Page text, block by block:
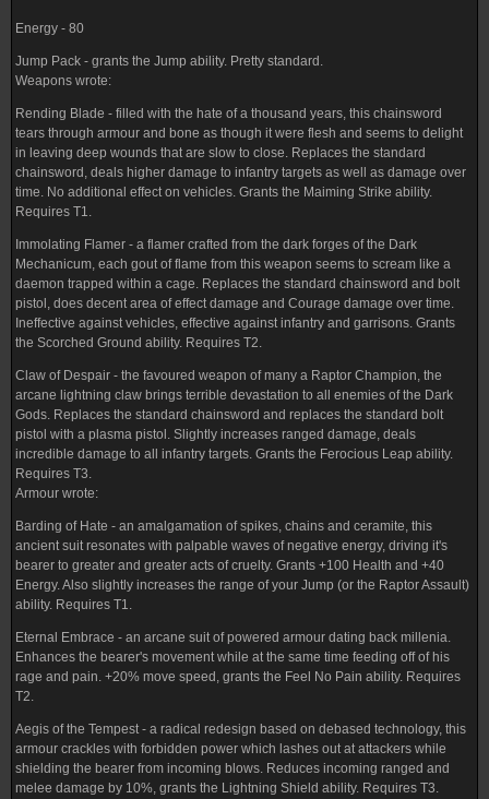
Energy - 80
Jump Pack - grants the Jump ability. Pretty standard.
Weapons wrote:
Rending Blade - filled with the hate of a thousand years, this chainsword
tears through armour and bone as though it were flesh and seems to delight
in leaving deep wounds that are slow to close. Replaces the standard
chainsword, deals higher damage to infantry targets as well as damage over
time. No additional effect on vehicles. Grants the Maiming Strike ability.
Requires T1.
Immolating Flamer - a flamer crafted from the dark forges of the Dark
Mechanicum, each gout of flame from this weapon seems to scream like a
daemon trapped within a cage. Replaces the standard chainsword and bolt
pistol, does decent area of effect damage and Courage damage over time.
Ineffective against vehicles, effective against infantry and garrisons. Grants
the Scorched Ground ability. Requires T2.
Claw of Despair - the favoured weapon of many a Raptor Champion, the
arcane lightning claw brings terrible devastation to all enemies of the Dark
Gods. Replaces the standard chainsword and replaces the standard bolt
pistol with a plasma pistol. Slightly increases ranged damage, deals
incredible damage to all infantry targets. Grants the Ferocious Leap ability.
Requires T3.
Armour wrote:
Barding of Hate - an amalgamation of spikes, chains and ceramite, this
ancient suit resonates with palpable waves of negative energy, driving it's
bearer to greater and greater acts of cruelty. Grants +100 Health and +40
Energy. Also slightly increases the range of your Jump (or the Raptor Assault)
ability. Requires T1.
Eternal Embrace - an arcane suit of powered armour dating back millenia.
Enhances the bearer's movement while at the same time feeding off of his
rage and pain. +20% move speed, grants the Feel No Pain ability. Requires
T2.
Aegis of the Tempest - a radical redesign based on debased technology, this
armour crackles with forbidden power which lashes out at attackers while
shielding the bearer from incoming blows. Reduces incoming ranged and
melee damage by 10%, grants the Lightning Shield ability. Requires T3.